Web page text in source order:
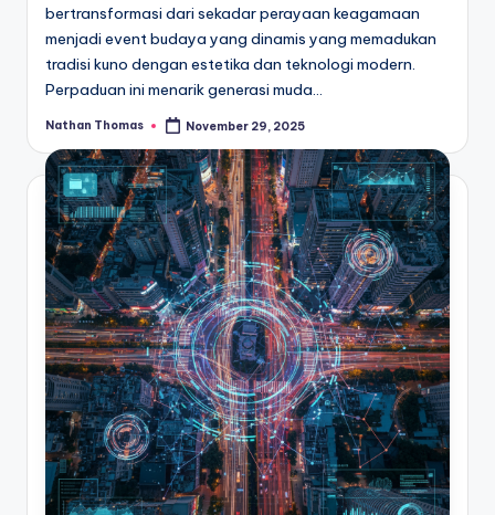
bertransformasi dari sekadar perayaan keagamaan
menjadi event budaya yang dinamis yang memadukan
tradisi kuno dengan estetika dan teknologi modern.
Perpaduan ini menarik generasi muda…
Posted
Nathan Thomas November 29, 2025